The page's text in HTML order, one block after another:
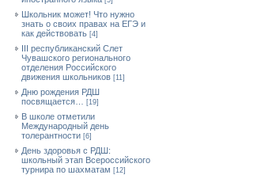
Школьник может! Что нужно
знать о своих правах на ЕГЭ и
как действовать [4]
III республиканский Слет
Чувашского регионального
отделения Российского
движения школьников [11]
Дню рождения РДШ
посвящается…
[19]
В школе отметили
Международный день
толерантности [6]
День здоровья с РДШ:
школьный этап Всероссийского
турнира по шахматам [12]